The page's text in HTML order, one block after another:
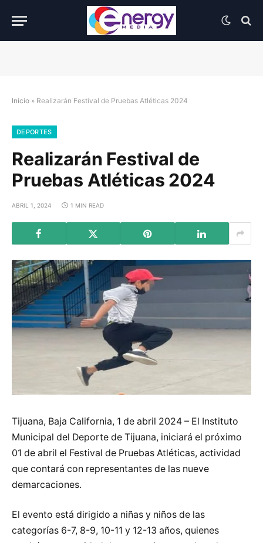
Inicio » Realizarán Festival de Pruebas Atléticas 2024
DEPORTES
Realizarán Festival de
Pruebas Atléticas 2024
ABRIL 1, 2024 1 MIN READ
Tijuana, Baja California, 1 de abril 2024 – El Instituto
Municipal del Deporte de Tijuana, iniciará el próximo
01 de abril el Festival de Pruebas Atléticas, actividad
que contará con representantes de las nueve
demarcaciones.
El evento está dirigido a niñas y niños de las
categorías 6-7, 8-9, 10-11 y 12-13 años, quienes